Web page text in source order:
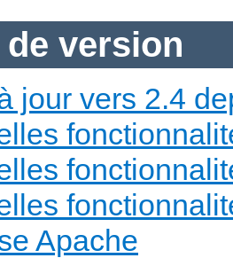
de version
jour vers 2.4
Apache